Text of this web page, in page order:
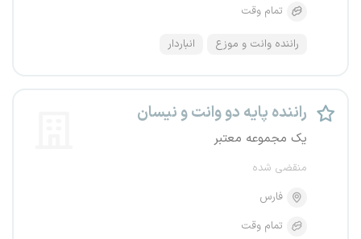
تمام وقت
راننده وانت و موزع انباردار
راننده پایه دو وانت و نیسان
یک مجموعه معتبر
منقضی شده
فارس
تمام وقت